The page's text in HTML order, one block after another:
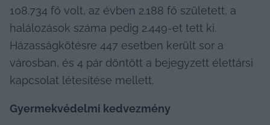
108.734 fő volt, az évben 2.188 fő született, a
halálozások száma pedig 2.449-et tett ki.
Házasságkötésre 447 esetben került sor a
városban, és 4 pár döntött a bejegyzett élettársi
kapcsolat létesítése mellett.
Gyermekvédelmi kedvezmény